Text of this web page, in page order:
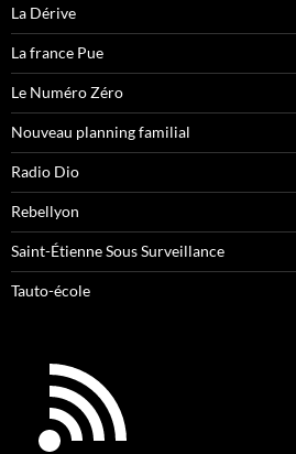
La Dérive
La france Pue
Le Numéro Zéro
Nouveau planning familial
Radio Dio
Rebellyon
Saint-Étienne Sous Surveillance
Tauto-école